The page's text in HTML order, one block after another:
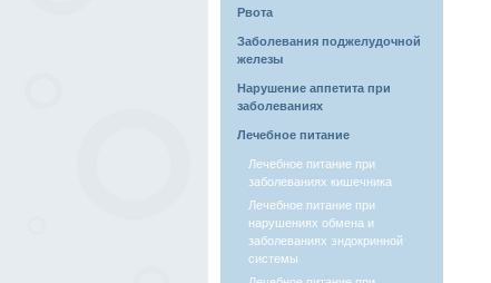
Рвота
Заболевания поджелудочной
железы
Нарушение аппетита при
заболеваниях
Лечебное питание
Лечебное питание при
заболеваниях кишечника
Лечебное питание при
нарушениях обмена и
заболеваниях эндокринной
системы